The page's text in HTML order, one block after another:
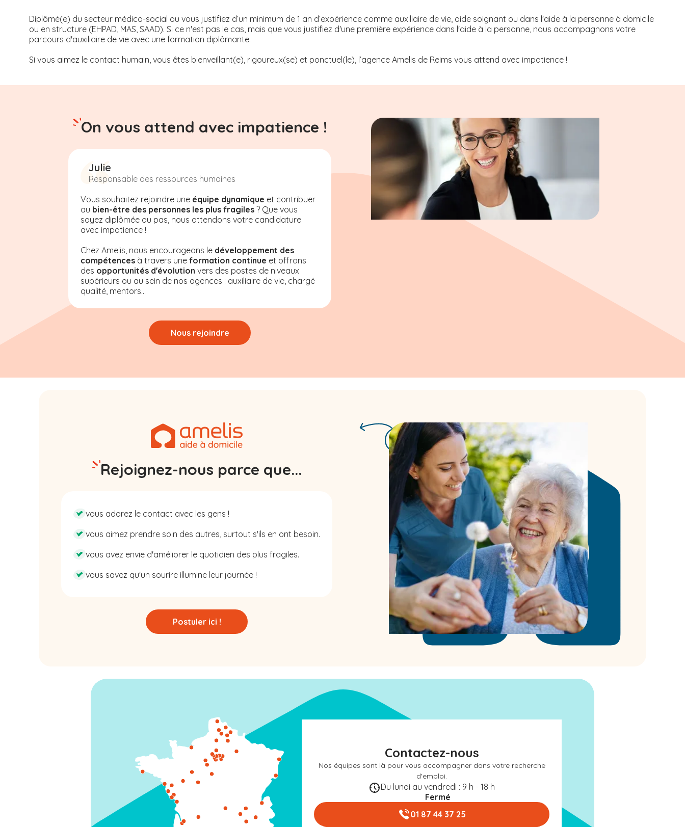
Diplômé(e) du secteur médico-social ou vous justifiez d’un minimum de 1 an d’expérience comme auxiliaire de vie, aide soignant ou dans l'aide à la personne à domicile
ou en structure (EHPAD, MAS, SAAD). Si ce n'est pas le cas, mais que vous justifiez d'une première expérience dans l'aide à la personne, nous accompagnons votre
parcours d'auxiliaire de vie avec une formation diplômante.
Si vous aimez le contact humain, vous êtes bienveillant(e), rigoureux(se) et ponctuel(le), l’agence Amelis de Reims vous attend avec impatience !
On vous attend avec impatience !
Julie
Responsable des ressources humaines
Vous souhaitez rejoindre une équipe dynamique et contribuer
au bien-être des personnes les plus fragiles ? Que vous
soyez diplômée ou pas, nous attendons votre candidature
avec impatience !
Chez Amelis, nous encourageons le développement des
compétences à travers une formation continue et offrons
des opportunités d'évolution vers des postes de niveaux
supérieurs ou au sein de nos agences : auxiliaire de vie, chargé
qualité, mentors...
Nous rejoindre
Rejoignez-nous parce que...
vous adorez le contact avec les gens !
vous aimez prendre soin des autres, surtout s'ils en ont besoin.
vous avez envie d'améliorer le quotidien des plus fragiles.
vous savez qu'un sourire illumine leur journée !
Postuler ici !
Contactez-nous
Nos équipes sont là pour vous accompagner dans votre recherche
d'emploi.
Du lundi au vendredi : 9 h - 18 h
Fermé
01 87 44 37 25